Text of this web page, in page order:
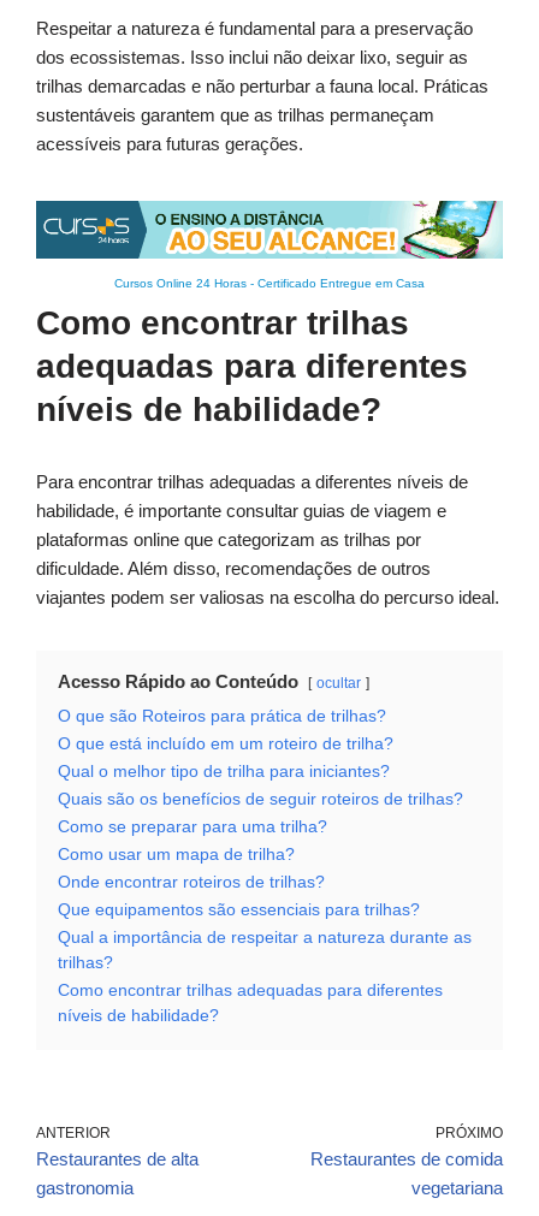
Respeitar a natureza é fundamental para a preservação
dos ecossistemas. Isso inclui não deixar lixo, seguir as
trilhas demarcadas e não perturbar a fauna local. Práticas
sustentáveis garantem que as trilhas permaneçam
acessíveis para futuras gerações.
Cursos Online 24 Horas - Certificado Entregue em Casa
Como encontrar trilhas
adequadas para diferentes
níveis de habilidade?
Para encontrar trilhas adequadas a diferentes níveis de
habilidade, é importante consultar guias de viagem e
plataformas online que categorizam as trilhas por
dificuldade. Além disso, recomendações de outros
viajantes podem ser valiosas na escolha do percurso ideal.
Acesso Rápido ao Conteúdo ocultar
O que são Roteiros para prática de trilhas?
O que está incluído em um roteiro de trilha?
Qual o melhor tipo de trilha para iniciantes?
Quais são os benefícios de seguir roteiros de trilhas?
Como se preparar para uma trilha?
Como usar um mapa de trilha?
Onde encontrar roteiros de trilhas?
Que equipamentos são essenciais para trilhas?
Qual a importância de respeitar a natureza durante as
trilhas?
Como encontrar trilhas adequadas para diferentes
níveis de habilidade?
ANTERIOR
Restaurantes de alta
gastronomia
PRÓXIMO
Restaurantes de comida
vegetariana